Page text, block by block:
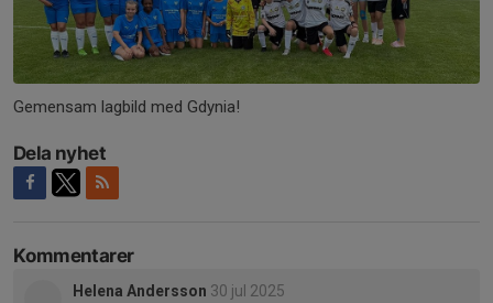
Gemensam lagbild med Gdynia!
Dela nyhet
Kommentarer
Helena Andersson 30 jul 2025